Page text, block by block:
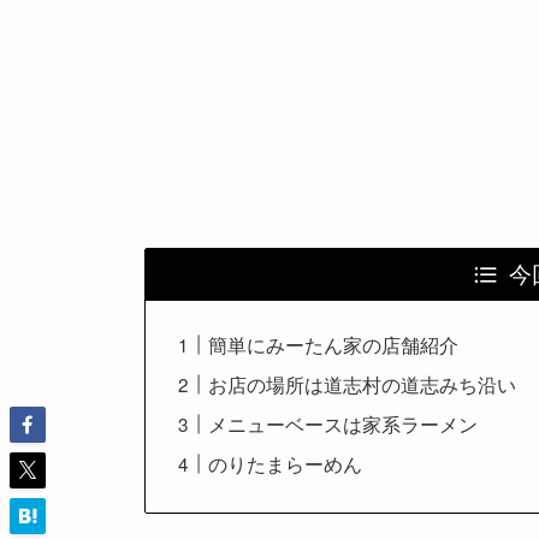
今
簡単にみーたん家の店舗紹介
お店の場所は道志村の道志みち沿い
メニューベースは家系ラーメン
のりたまらーめん